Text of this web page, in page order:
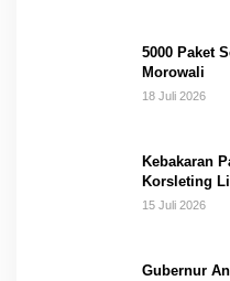
5000 Paket
Morowali
18 Juli 2026
Kebakaran
Korsleting
15 Juli 2026
Gubernur